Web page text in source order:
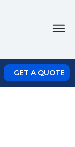
GET A QUOTE